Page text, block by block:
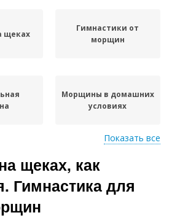
щеках
Гимнастики от
морщин
Морщины в домашних
условиях
лице
Мимические
морщины
Показать все
щеках, как
Гимнастика для